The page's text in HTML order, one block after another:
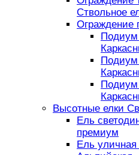
Ствольное
Ограждение
Подиум
Подиум
Подиум
Высотные елки
Ель
премиум
Ель уличная